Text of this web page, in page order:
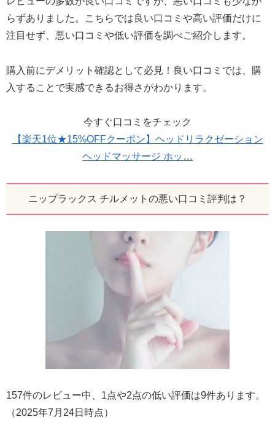
らずありました。こちらでは良い口コミや高い評価だけに
注目せず、悪い口コミや低い評価を調べご紹介します。
購入前にデメリット確認として必見！良い口コミでは、購
入することで実感できるお得さがわかります。
今すぐ口コミをチェック
【楽天1位★15%OFFクーポン】ヘッドリラクゼーション
ヘッドマッサージ ホッ…
ニップラックス チルメットの悪い口コミ評判は？
157件のレビュー中、1点や2点の低い評価は9件あります。
（2025年7月24日時点）